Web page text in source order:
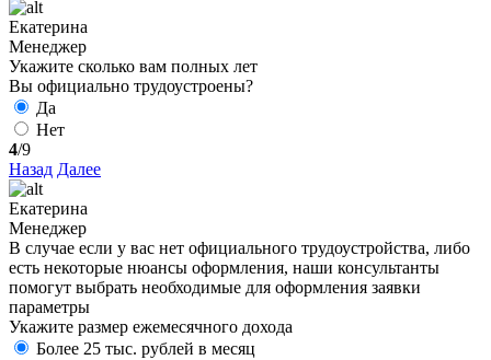
Екатерина
Менеджер
Укажите сколько вам полных лет
Вы официально трудоустроены?
Да
Нет
4/9
Назад Далее
Екатерина
Менеджер
В случае если у вас нет официального трудоустройства, либо
есть некоторые нюансы оформления, наши консультанты
помогут выбрать необходимые для оформления заявки
параметры
Укажите размер ежемесячного дохода
Более 25 тыс. рублей в месяц